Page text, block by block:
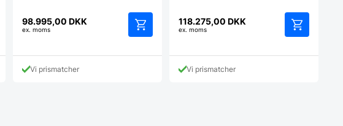
98.995,00 DKK
ex. moms
Vi prismatcher
118.275,00 DKK
ex. moms
Vi prismatcher